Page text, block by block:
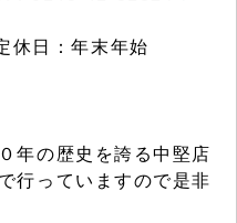
休日：年末年始
年の歴史を誇る中堅店
行っていますので是非